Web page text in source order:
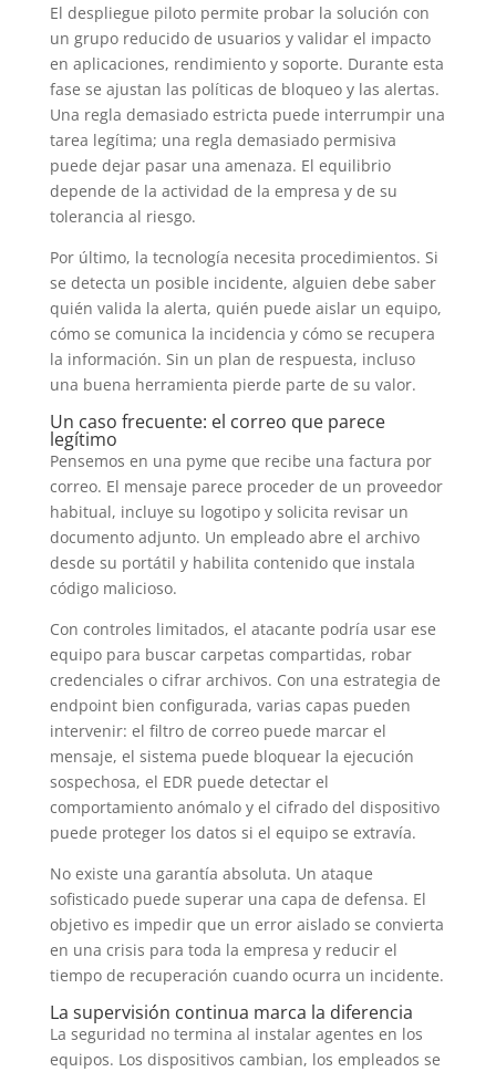
El despliegue piloto permite probar la solución con
un grupo reducido de usuarios y validar el impacto
en aplicaciones, rendimiento y soporte. Durante esta
fase se ajustan las políticas de bloqueo y las alertas.
Una regla demasiado estricta puede interrumpir una
tarea legítima; una regla demasiado permisiva
puede dejar pasar una amenaza. El equilibrio
depende de la actividad de la empresa y de su
tolerancia al riesgo.
Por último, la tecnología necesita procedimientos. Si
se detecta un posible incidente, alguien debe saber
quién valida la alerta, quién puede aislar un equipo,
cómo se comunica la incidencia y cómo se recupera
la información. Sin un plan de respuesta, incluso
una buena herramienta pierde parte de su valor.
Un caso frecuente: el correo que parece
legítimo
Pensemos en una pyme que recibe una factura por
correo. El mensaje parece proceder de un proveedor
habitual, incluye su logotipo y solicita revisar un
documento adjunto. Un empleado abre el archivo
desde su portátil y habilita contenido que instala
código malicioso.
Con controles limitados, el atacante podría usar ese
equipo para buscar carpetas compartidas, robar
credenciales o cifrar archivos. Con una estrategia de
endpoint bien configurada, varias capas pueden
intervenir: el filtro de correo puede marcar el
mensaje, el sistema puede bloquear la ejecución
sospechosa, el EDR puede detectar el
comportamiento anómalo y el cifrado del dispositivo
puede proteger los datos si el equipo se extravía.
No existe una garantía absoluta. Un ataque
sofisticado puede superar una capa de defensa. El
objetivo es impedir que un error aislado se convierta
en una crisis para toda la empresa y reducir el
tiempo de recuperación cuando ocurra un incidente.
La supervisión continua marca la diferencia
La seguridad no termina al instalar agentes en los
equipos. Los dispositivos cambian, los empleados se